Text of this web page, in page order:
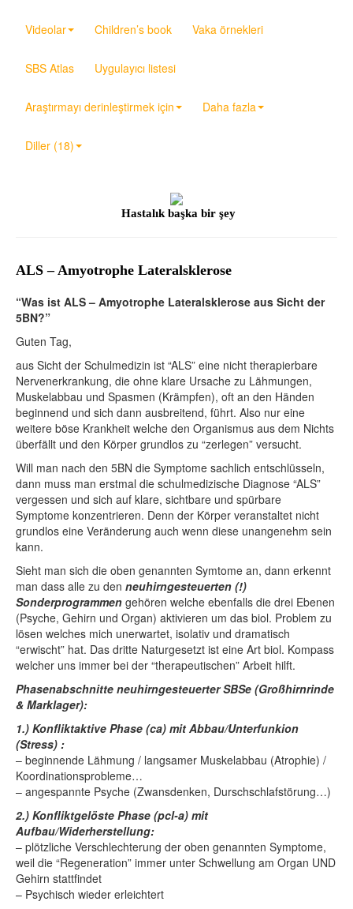
Videolar Children’s book Vaka örnekleri
SBS Atlas Uygulayıcı listesi
Araştırmayı derinleştirmek için Daha fazla
Diller (18)
Hastalık başka bir şey
ALS – Amyotrophe Lateralsklerose
“Was ist ALS – Amyotrophe Lateralsklerose aus Sicht der
5BN?”
Guten Tag,
aus Sicht der Schulmedizin ist “ALS” eine nicht therapierbare
Nervenerkrankung, die ohne klare Ursache zu Lähmungen,
Muskelabbau und Spasmen (Krämpfen), oft an den Händen
beginnend und sich dann ausbreitend, führt. Also nur eine
weitere böse Krankheit welche den Organismus aus dem Nichts
überfällt und den Körper grundlos zu “zerlegen” versucht.
Will man nach den 5BN die Symptome sachlich entschlüsseln,
dann muss man erstmal die schulmedizische Diagnose “ALS”
vergessen und sich auf klare, sichtbare und spürbare
Symptome konzentrieren. Denn der Körper veranstaltet nicht
grundlos eine Veränderung auch wenn diese unangenehm sein
kann.
Sieht man sich die oben genannten Symtome an, dann erkennt
man dass alle zu den neuhirngesteuerten (!)
Sonderprogrammen gehören welche ebenfalls die drei Ebenen
(Psyche, Gehirn und Organ) aktivieren um das biol. Problem zu
lösen welches mich unerwartet, isolativ und dramatisch
“erwischt” hat. Das dritte Naturgesetzt ist eine Art biol. Kompass
welcher uns immer bei der “therapeutischen” Arbeit hilft.
Phasenabschnitte neuhirngesteuerter SBSe (Großhirnrinde
& Marklager):
1.) Konfliktaktive Phase (ca) mit Abbau/Unterfunkion
(Stress) :
– beginnende Lähmung / langsamer Muskelabbau (Atrophie) /
Koordinationsprobleme…
– angespannte Psyche (Zwansdenken, Durschschlafstörung…)
2.) Konfliktgelöste Phase (pcl-a) mit
Aufbau/Widerherstellung:
– plötzliche Verschlechterung der oben genannten Symptome,
weil die “Regeneration” immer unter Schwellung am Organ UND
Gehirn stattfindet
– Psychisch wieder erleichtert